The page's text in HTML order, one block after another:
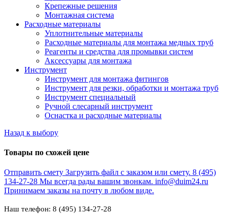
Крепежные решения
Монтажная система
Расходные материалы
Уплотнительные материалы
Расходные материалы для монтажа медных труб
Реагенты и средства для промывки систем
Аксессуары для монтажа
Инструмент
Инструмент для монтажа фитингов
Инструмент для резки, обработки и монтажа труб
Инструмент специальный
Ручной слесарный инструмент
Оснастка и расходные материалы
Назад к выбору
Товары по схожей цене
Отправить смету Загрузить файл с заказом или смету. 8 (495)
134-27-28 Мы всегда рады вашим звонкам. info@duim24.ru
Принимаем заказы на почту в любом виде.
Наш телефон: 8 (495) 134-27-28